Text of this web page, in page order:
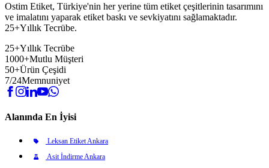
Ostim Etiket, Türkiye'nin her yerine tüm etiket çeşitlerinin tasarımını
ve imalatını yaparak etiket baskı ve sevkiyatını sağlamaktadır.
25+Yıllık Tecrübe.
25+Yıllık Tecrübe
1000+Mutlu Müşteri
50+Ürün Çeşidi
7/24Memnuniyet
Alanında En İyisi
Leksan Etiket Ankara
Asit İndirme Ankara